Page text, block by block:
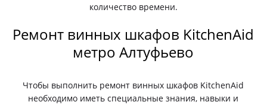
количество времени.
Ремонт винных шкафов KitchenAid
метро Алтуфьево
Чтобы выполнить ремонт винных шкафов KitchenAid
необходимо иметь специальные знания, навыки и